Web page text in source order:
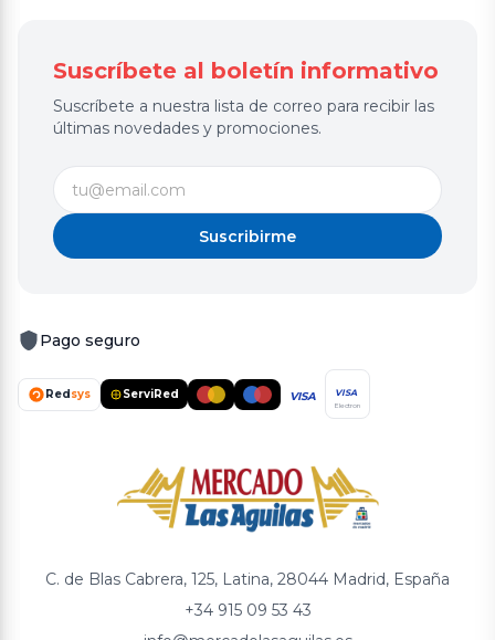
Suscríbete al boletín informativo
Suscríbete a nuestra lista de correo para recibir las
últimas novedades y promociones.
Suscribirme
Pago seguro
Red sys ServiRed VISA VISA
Electron
C. de Blas Cabrera, 125, Latina, 28044 Madrid, España
+34 915 09 53 43